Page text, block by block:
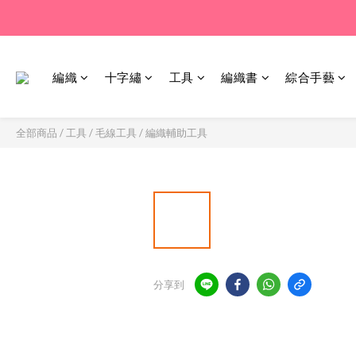
編織 十字繡 工具 編織書 綜合手藝
全部商品 / 工具 /毛線工具 /編織輔助工具
分享到